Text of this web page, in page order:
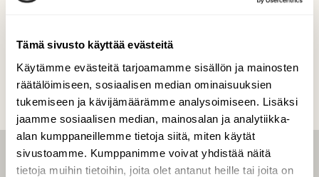
Tämä sivusto käyttää evästeitä
Käytämme evästeitä tarjoamamme sisällön ja mainosten
räätälöimiseen, sosiaalisen median ominaisuuksien
tukemiseen ja kävijämäärämme analysoimiseen. Lisäksi
jaamme sosiaalisen median, mainosalan ja analytiikka-
alan kumppaneillemme tietoja siitä, miten käytät
sivustoamme. Kumppanimme voivat yhdistää näitä
tietoja muihin tietoihin, joita olet antanut heille tai joita on
LEHTI